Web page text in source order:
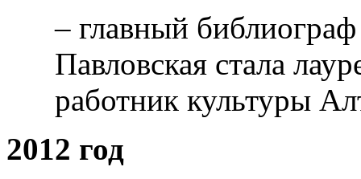
– главный
Павловская стала
работник культуры
2012 год